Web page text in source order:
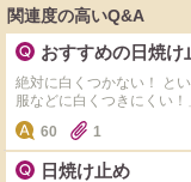
関連度の高いQ&A
おすすめの日焼け
絶対に白くつかない！ ということは承
服などに白くつきにくい
す。 なお、
でもかまいません。 その他、なんでもおすすめの日焼け止めがございました
ら、理由も添えてお教えいただけま
いいたします。
60 1
日焼け止め